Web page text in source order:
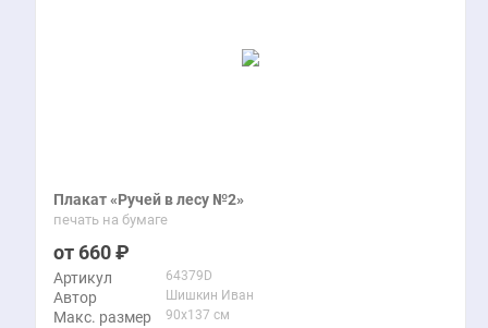
Плакат «Ручей в лесу №2»
печать на бумаге
660
Артикул 64379D
Автор Шишкин Иван
Макс. размер 90x137 см